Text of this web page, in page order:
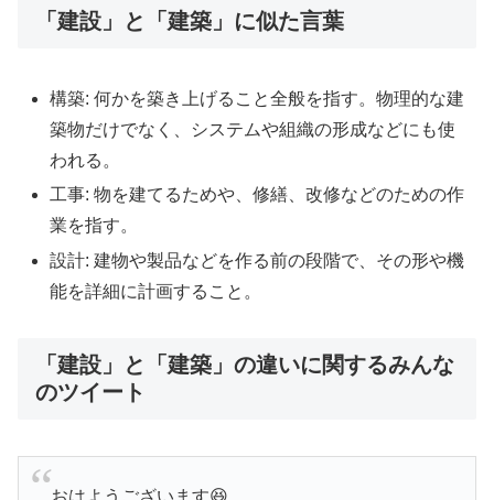
「建設」と「建築」に似た言葉
構築: 何かを築き上げること全般を指す。物理的な建
築物だけでなく、システムや組織の形成などにも使
われる。
工事: 物を建てるためや、修繕、改修などのための作
業を指す。
設計: 建物や製品などを作る前の段階で、その形や機
能を詳細に計画すること。
「建設」と「建築」の違いに関するみんな
のツイート